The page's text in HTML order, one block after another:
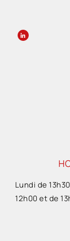
Lundi de
12h00 et de